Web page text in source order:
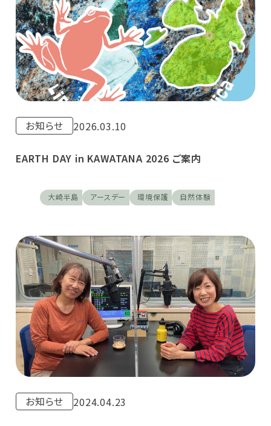
お知らせ 2026.03.10
EARTH DAY in KAWATANA 2026 ご案内
大崎半島 アースデー 環境保護 自然体験
お知らせ 2024.04.23